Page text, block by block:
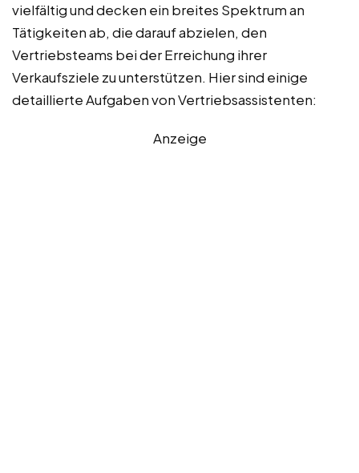
vielfältig und decken ein breites Spektrum an
Tätigkeiten ab, die darauf abzielen, den
Vertriebsteams bei der Erreichung ihrer
Verkaufsziele zu unterstützen. Hier sind einige
detaillierte Aufgaben von Vertriebsassistenten:
Anzeige